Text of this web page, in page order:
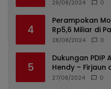
29/08/2024 0
4
Perampokan
Rp5,6 Miliar di
Tiga Tersangka
28/08/2024 0
5
Dukungan
Hendy – Firjaun
27/08/2024 0